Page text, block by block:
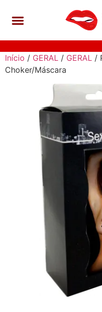
Início / GERAL / GERAL /
Choker/Máscara